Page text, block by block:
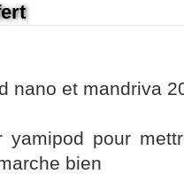
nano et mandriva
yamipod pour
bien